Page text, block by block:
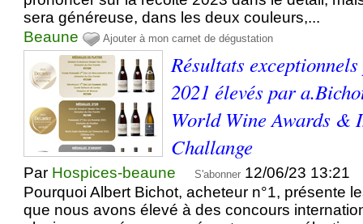
sera généreuse, dans les deux couleurs,...
Beaune
Ajouter à mon carnet de dégustation
Résultats
2021 élevés par
World Wine Awards &
Challange
Par Hospices-beaune S'abonner 12/06/23 13:21
Pourquoi Albert Bichot, acheteur n°1, présente
que nous avons élevé à des concours